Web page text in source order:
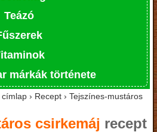
Teázó
márkák története
› Recept › Tejszínes-mustáros
csirkemáj recept